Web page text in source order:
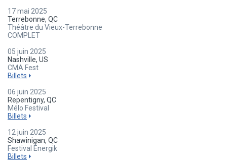
17 mai 2025
Terrebonne, QC
Théâtre du Vieux-Terrebonne
COMPLET
05 juin 2025
Nashville, US
CMA Fest
Billets
06 juin 2025
Repentigny, QC
Mélo Festival
Billets
12 juin 2025
Shawinigan, QC
Festival Énergik
Billets